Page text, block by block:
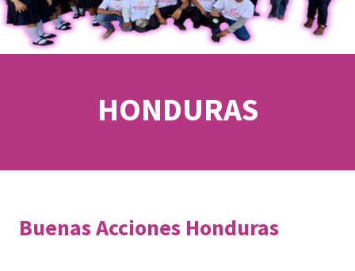
HONDURAS
Buenas Acciones Honduras